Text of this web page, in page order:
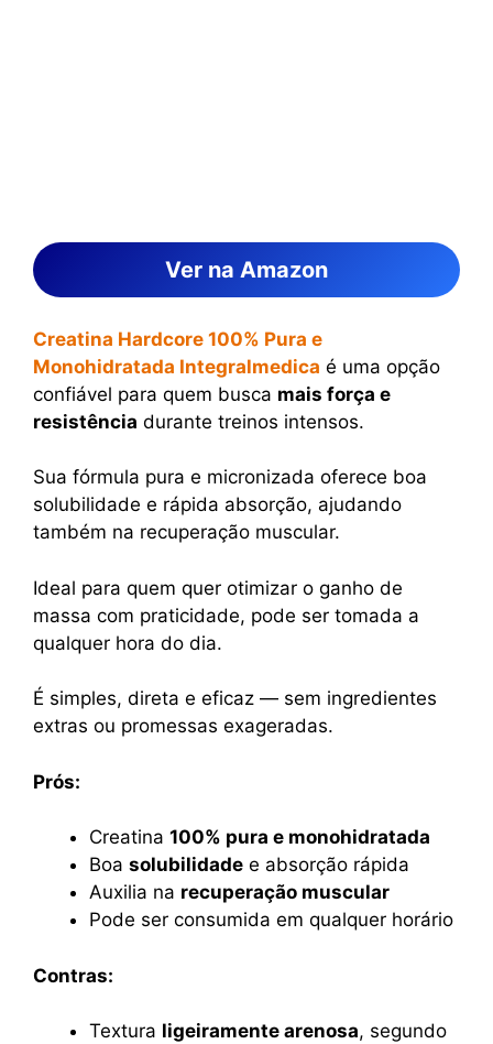
Ver na Amazon
Creatina Hardcore 100% Pura e
Monohidratada Integralmedica é uma opção
confiável para quem busca mais força e
resistência durante treinos intensos.
Sua fórmula pura e micronizada oferece boa
solubilidade e rápida absorção, ajudando
também na recuperação muscular.
Ideal para quem quer otimizar o ganho de
massa com praticidade, pode ser tomada a
qualquer hora do dia.
É simples, direta e eficaz — sem ingredientes
extras ou promessas exageradas.
Prós:
Creatina 100% pura e monohidratada
Boa solubilidade e absorção rápida
Auxilia na recuperação muscular
Pode ser consumida em qualquer horário
Contras:
Textura ligeiramente arenosa, segundo